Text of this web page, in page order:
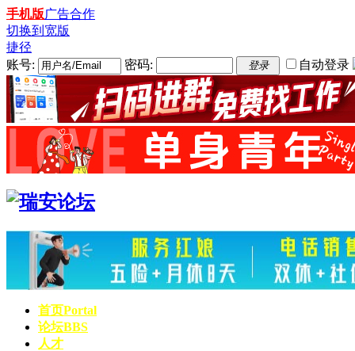
手机版广告合作
切换到宽版
捷径
账号:
密码: 登录 自动登录
首页Portal
论坛BBS
人才